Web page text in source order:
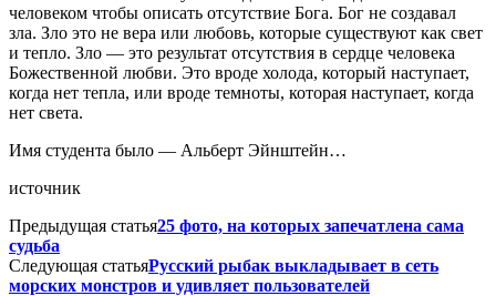
человеком чтобы описать отсутствие Бога. Бог не создавал
зла. Зло это не вера или любовь, которые существуют как свет
и тепло. Зло — это результат отсутствия в сердце человека
Божественной любви. Это вроде холода, который наступает,
когда нет тепла, или вроде темноты, которая наступает, когда
нет света.
Имя студента было — Альберт Эйнштейн…
источник
Предыдущая статья25 фото, на которых запечатлена сама
судьба
Следующая статьяРусский рыбак выкладывает в сеть
морских монстров и удивляет пользователей